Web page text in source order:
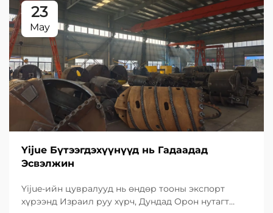
23
May
Yijue Бүтээгдэхүүнүүд нь Гадаадад
Эсвэлжин
Yijue-ийн цувралууд нь өндөр тооны экспорт
хүрээнд Израил руу хүрч, Дундад Орон нутагт